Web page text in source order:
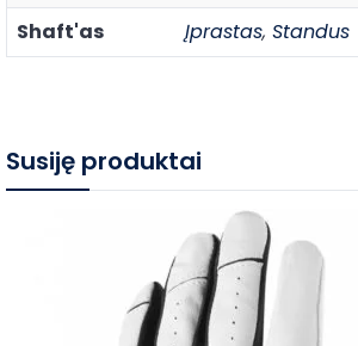
Shaft'as Įprastas, Standus
Susiję produktai